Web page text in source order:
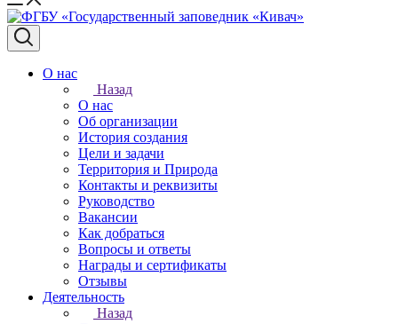
О нас
Назад
О нас
Об организации
История создания
Цели и задачи
Территория и Природа
Контакты и реквизиты
Руководство
Вакансии
Как добраться
Вопросы и ответы
Награды и сертификаты
Отзывы
Деятельность
Назад